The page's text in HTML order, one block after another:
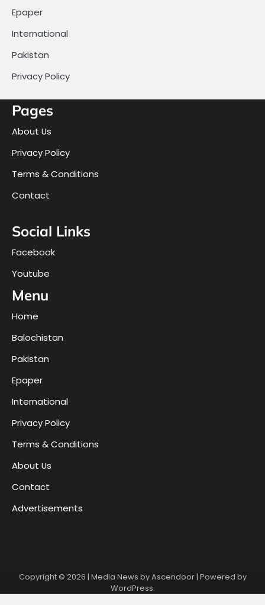
Epaper
International
Pakistan
Privacy Policy
Pages
About Us
Privacy Policy
Terms & Conditions
Contact
Social Links
Facebook
Youtube
Menu
Home
Balochistan
Pakistan
Epaper
International
Privacy Policy
Terms & Conditions
About Us
Contact
Advertisements
Copyright © 2026 | Media News byAscendoor| Powered by
WordPress.